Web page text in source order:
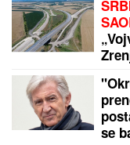
"ON JE MOJ
Milena Popović
Igoru Juriću